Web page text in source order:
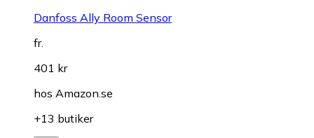
Danfoss Ally Room Sensor
fr.
401 kr
hos Amazon.se
+13 butiker